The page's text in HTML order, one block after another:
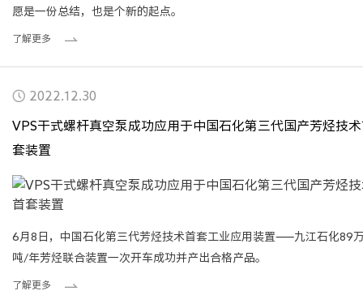
愿是一份总结，也是个新的起点。
了解更多
2022.12.30
VPS干式螺杆真空泵成功应用于中国石化第三代国产芳烃技
套装置
6月8日，中国石化第三代芳烃技术首套工业应用装置——九江石化89
吨/年芳烃联合装置一次开车成功并产出合格产品。
了解更多